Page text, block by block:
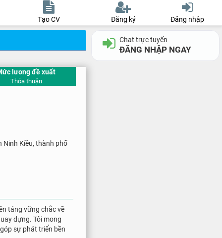
Tạo CV Đăng ký Đăng nhập
Ninh Kiều, thành phố
lương đề xuất
Thỏa thuận
tảng vững chắc về
dựng. Tôi mong
sự phát triển bền
Chat trực tuyến
ĐĂNG NHẬP NGAY